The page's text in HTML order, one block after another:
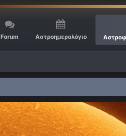
Forum Αστροημερολόγιο